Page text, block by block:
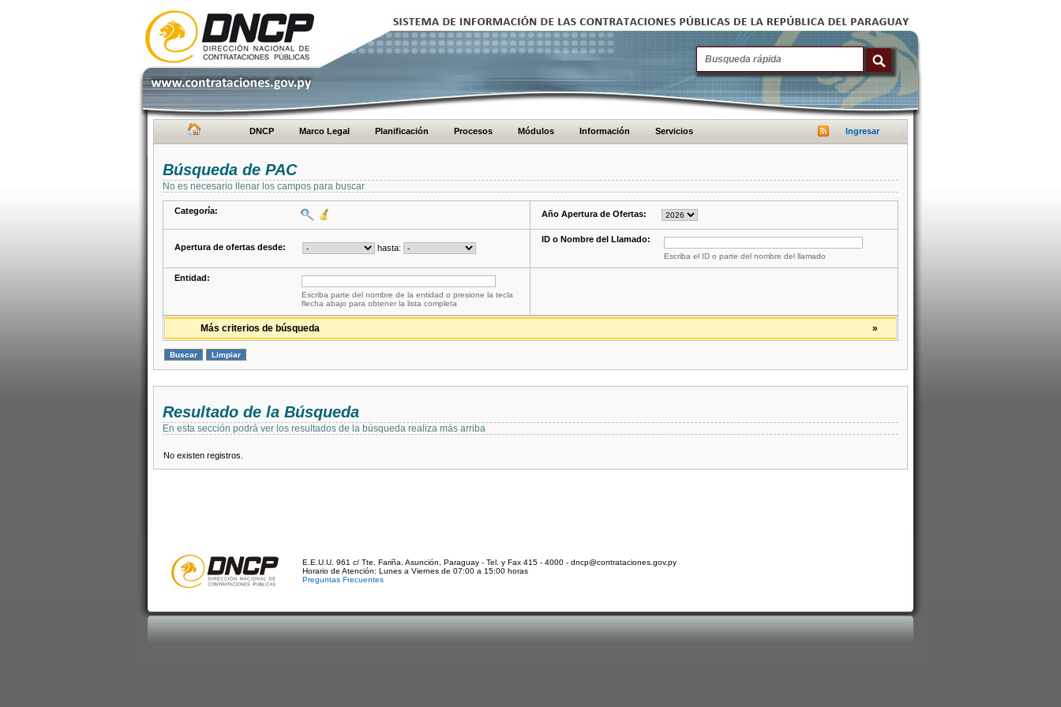
DNCP Marco Legal Planificación Procesos Módulos Información Servicios Ingresar
Búsqueda de PAC
No es necesario llenar los campos para buscar
Categoría: Año Apertura de Ofertas:
Apertura de ofertas desde: hasta:
ID o Nombre del Llamado:
Escriba el ID o parte del nombre del llamado
Entidad:
Escriba parte del nombre de la entidad o presione la tecla
flecha abajo para obtener la lista completa
»
Más criterios de búsqueda
Resultado de la Búsqueda
En esta sección podrá ver los resultados de la búsqueda realiza más arriba
No existen registros.
E.E.U.U. 961 c/ Tte. Fariña. Asunción, Paraguay - Tel. y Fax 415 - 4000 - dncp@contrataciones.gov.py
Horario de Atención: Lunes a Viernes de 07:00 a 15:00 horas
Preguntas Frecuentes